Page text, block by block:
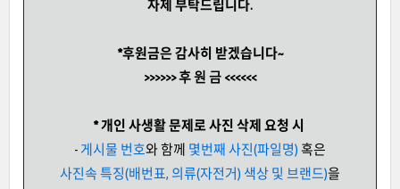
자제 부탁드립니다.
*후원금은 감사히 받겠습니다~
>>>>>>후 원 금 <<<<<<
* 개인 사생활 문제로 사진 삭제 요청 시
- 게시물 번호와 함께 몇번째 사진(파일명) 혹은
사진속 특징(배번표, 의류(자전거) 색상 및 브랜드)을